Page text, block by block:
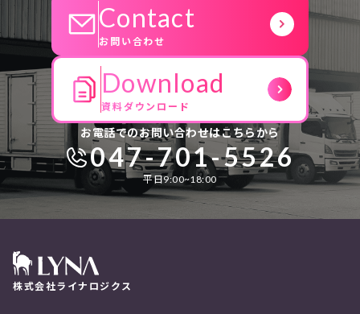
Contact
お問い合わせ
Download
資料ダウンロード
お電話でのお問い合わせはこちらから
047-701-5526
平日9:00~18:00
株式会社ライナロジクス